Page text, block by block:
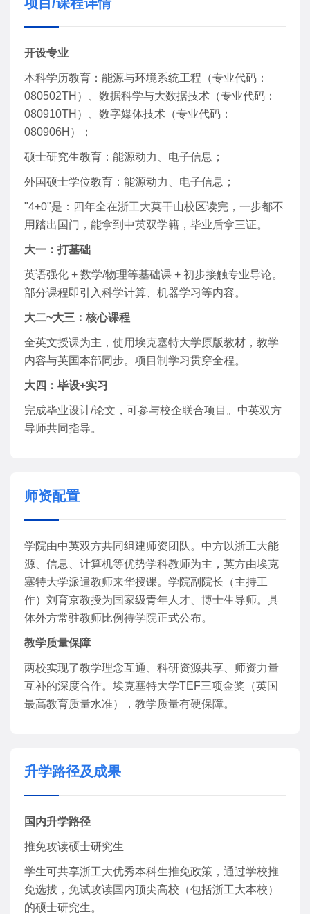
开设专业
本科学历教育：能源与环境系统工程（专业代码：
080502TH）、数据科学与大数据技术（专业代码：
080910TH）、数字媒体技术（专业代码：
080906H）；
硕士研究生教育：能源动力、电子信息；
外国硕士学位教育：能源动力、电子信息；
"4+0"是：四年全在浙工大莫干山校区读完，一步都不
用踏出国门，能拿到中英双学籍，毕业后拿三证。
大一：打基础
英语强化 + 数学/物理等基础课 + 初步接触专业导论。
部分课程即引入科学计算、机器学习等内容。
大二~大三：核心课程
全英文授课为主，使用埃克塞特大学原版教材，教学
内容与英国本部同步。项目制学习贯穿全程。
大四：毕设+实习
完成毕业设计/论文，可参与校企联合项目。中英双方
导师共同指导。
师资配置
学院由中英双方共同组建师资团队。中方以浙工大能
源、信息、计算机等优势学科教师为主，英方由埃克
塞特大学派遣教师来华授课。学院副院长（主持工
作）刘育京教授为国家级青年人才、博士生导师。具
体外方常驻教师比例待学院正式公布。
教学质量保障
两校实现了教学理念互通、科研资源共享、师资力量
互补的深度合作。埃克塞特大学TEF三项金奖（英国
最高教育质量水准），教学质量有硬保障。
升学路径及成果
国内升学路径
推免攻读硕士研究生
学生可共享浙工大优秀本科生推免政策，通过学校推
免选拔，免试攻读国内顶尖高校（包括浙工大本校）
的硕士研究生。